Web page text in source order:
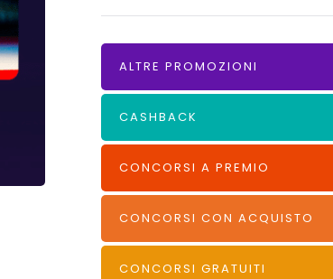
ALTRE PROMOZIONI
CASHBACK
CONCORSI A PREMIO
CONCORSI CON ACQUISTO
CONCORSI GRATUITI